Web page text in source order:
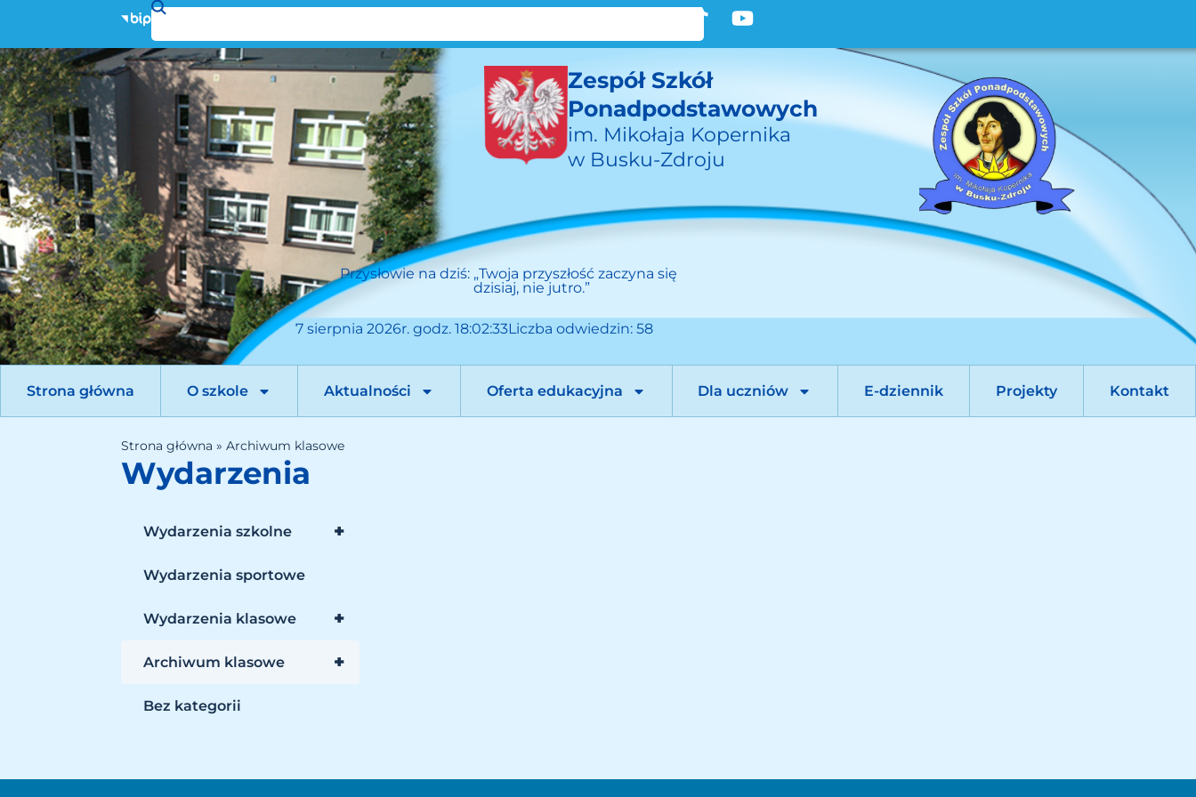
Zespół Szkół
Ponadpodstawowych
im. Mikołaja Kopernika
w Busku-Zdroju
Przysłowie na dziś: „Twoja przyszłość zaczyna się
dzisiaj, nie jutro.”
7 sierpnia 2026r. godz. 18:02:33Liczba odwiedzin: 58
Strona główna O szkole Aktualności Oferta edukacyjna Dla uczniów E-dziennik Projekty Kontakt
Strona główna » Archiwum klasowe
Wydarzenia
+
Wydarzenia szkolne
Wydarzenia sportowe
+
Wydarzenia klasowe
+
Archiwum klasowe
Bez kategorii